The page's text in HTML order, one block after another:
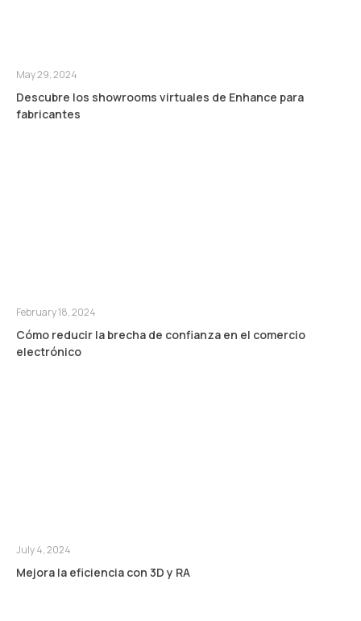
May 29, 2024
Descubre los showrooms virtuales de Enhance para
fabricantes
February 18, 2024
Cómo reducir la brecha de confianza en el comercio
electrónico
July 4, 2024
Mejora la eficiencia con 3D y RA